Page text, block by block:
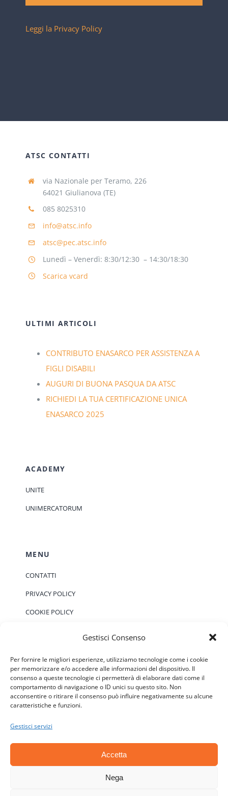
Gestisci Consenso
Per fornire le migliori esperienze, utilizziamo tecnologie come i cookie
per memorizzare e/o accedere alle informazioni del dispositivo. Il
consenso a queste tecnologie ci permetterà di elaborare dati come il
comportamento di navigazione o ID unici su questo sito. Non
acconsentire o ritirare il consenso può influire negativamente su alcune
caratteristiche e funzioni.
Gestisci servizi
Accetta
Nega
Leggi la Privacy Policy
ATSC CONTATTI
via Nazionale per Teramo, 226
64021 Giulianova (TE)
085 8025310
info@atsc.info
atsc@pec.atsc.info
Lunedì – Venerdì: 8:30/12:30 – 14:30/18:30
Scarica vcard
ULTIMI ARTICOLI
CONTRIBUTO ENASARCO PER ASSISTENZA A
FIGLI DISABILI
AUGURI DI BUONA PASQUA DA ATSC
RICHIEDI LA TUA CERTIFICAZIONE UNICA
ENASARCO 2025
ACADEMY
UNITE
UNIMERCATORUM
MENU
CONTATTI
PRIVACY POLICY
COOKIE POLICY
EVENTI
Notice
Non ci sono eventi previsti.
© Copyright 2006 - 2026 | ATSC - Agenti Teramo
Senza Confini - P.IVA: 01646590677 - CF: